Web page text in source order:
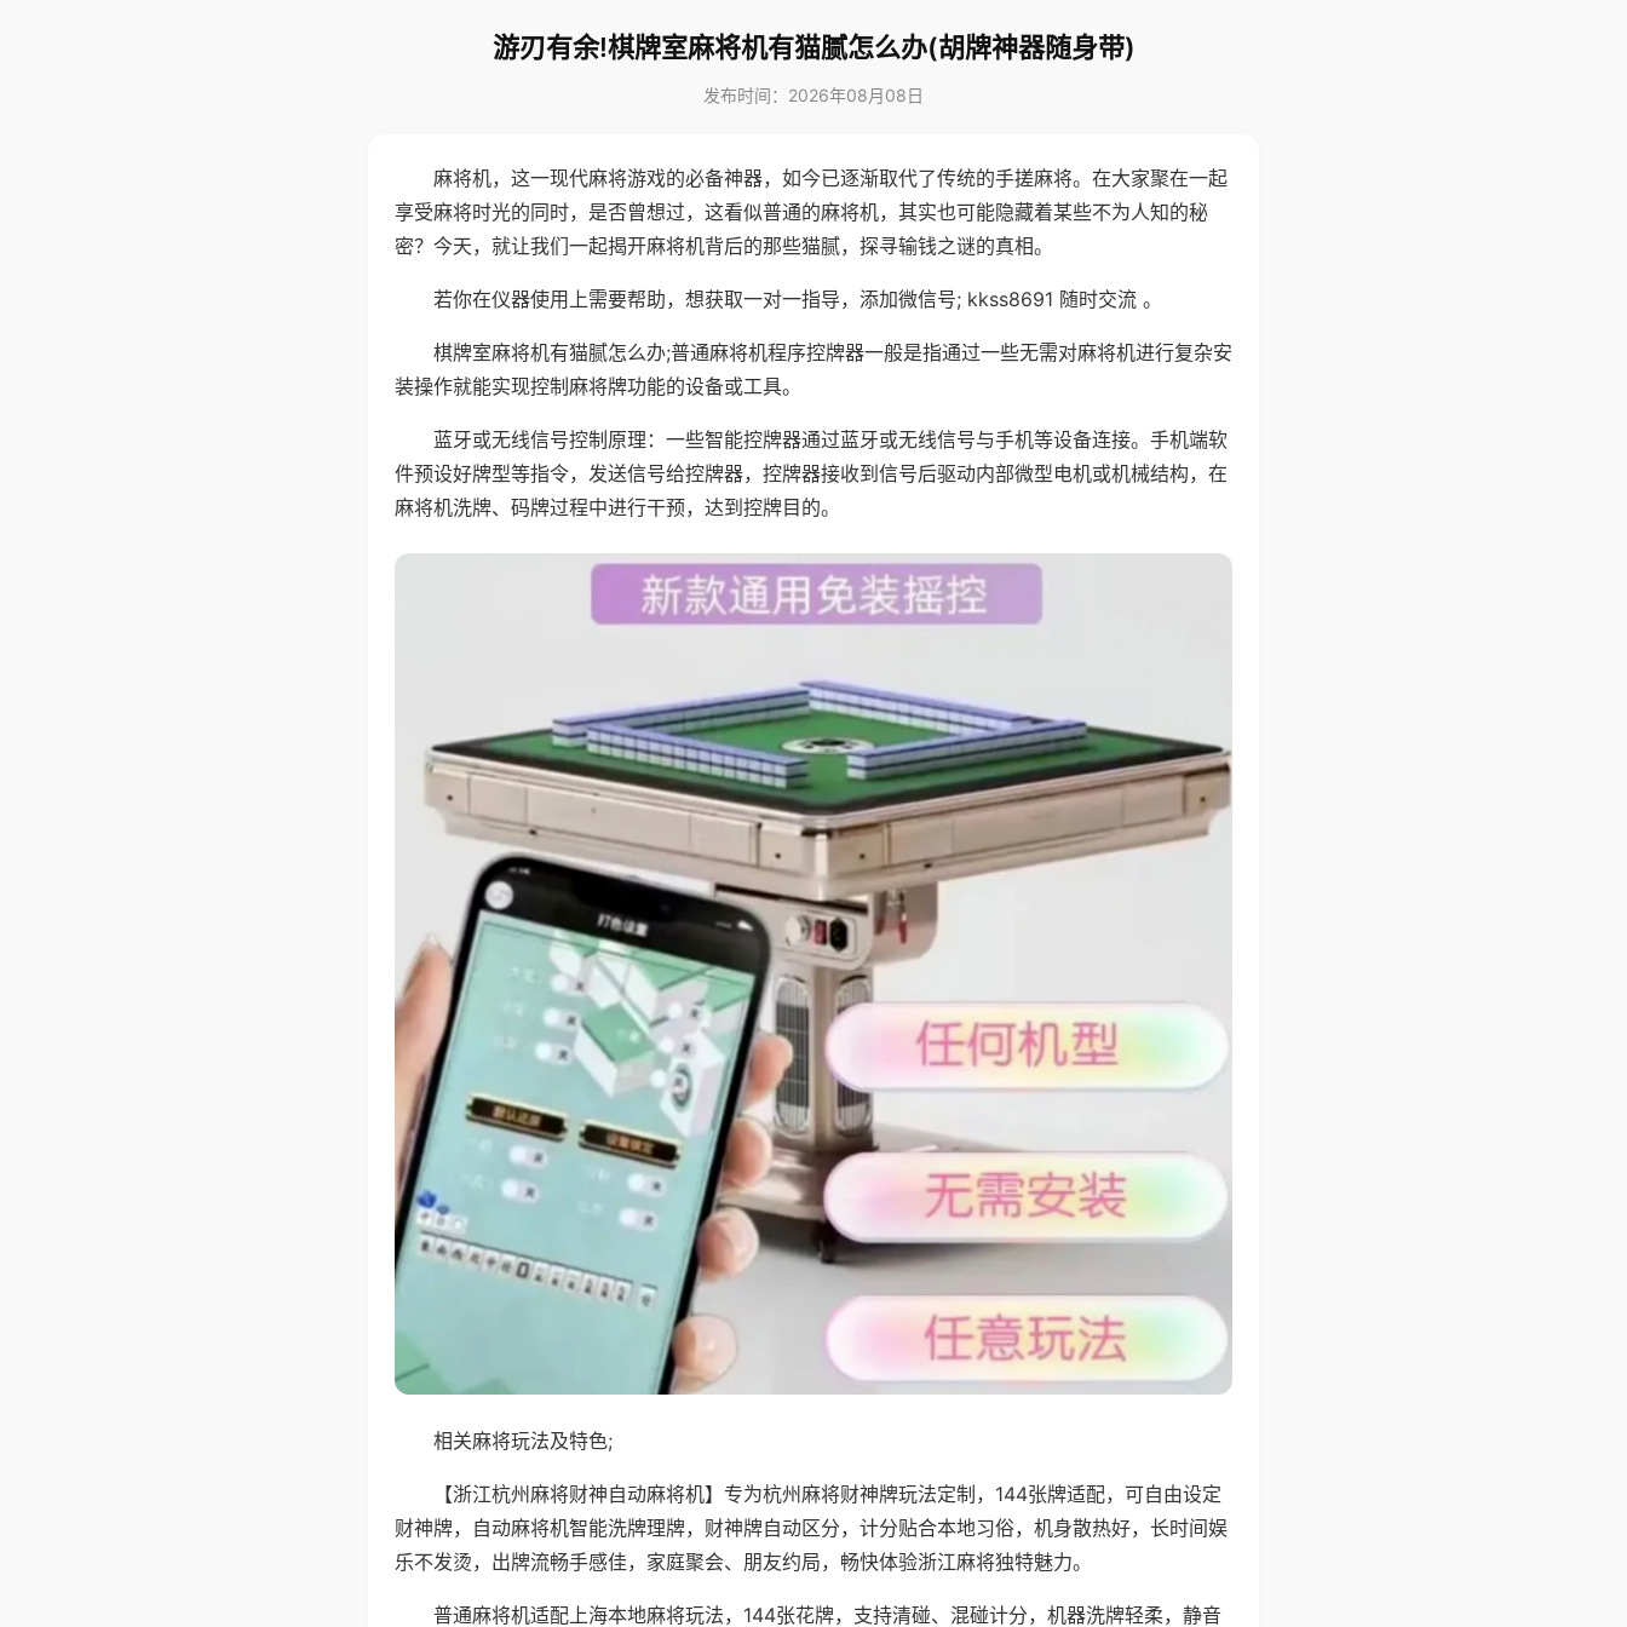
游刃有余!棋牌室麻将机有猫腻怎么办(胡牌神器随身带)
发布时间：2026年08月08日
麻将机，这一现代麻将游戏的必备神器，如今已逐渐取代了传统的手搓麻将。在大家聚在一起
享受麻将时光的同时，是否曾想过，这看似普通的麻将机，其实也可能隐藏着某些不为人知的秘
密？今天，就让我们一起揭开麻将机背后的那些猫腻，探寻输钱之谜的真相。
若你在仪器使用上需要帮助，想获取一对一指导，添加微信号; kkss8691 随时交流 。
棋牌室麻将机有猫腻怎么办;普通麻将机程序控牌器一般是指通过一些无需对麻将机进行复杂安
装操作就能实现控制麻将牌功能的设备或工具。
蓝牙或无线信号控制原理：一些智能控牌器通过蓝牙或无线信号与手机等设备连接。手机端软
件预设好牌型等指令，发送信号给控牌器，控牌器接收到信号后驱动内部微型电机或机械结构，在
麻将机洗牌、码牌过程中进行干预，达到控牌目的。
相关麻将玩法及特色;
【浙江杭州麻将财神自动麻将机】专为杭州麻将财神牌玩法定制，144张牌适配，可自由设定
财神牌，自动麻将机智能洗牌理牌，财神牌自动区分，计分贴合本地习俗，机身散热好，长时间娱
乐不发烫，出牌流畅手感佳，家庭聚会、朋友约局，畅快体验浙江麻将独特魅力。
普通麻将机适配上海本地麻将玩法，144张花牌，支持清碰、混碰计分，机器洗牌轻柔，静音